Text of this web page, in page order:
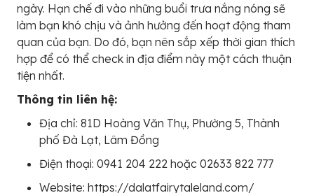
ngày. Hạn chế đi vào những buổi trưa nắng nóng sẽ
làm bạn khó chịu và ảnh hưởng đến hoạt động tham
quan của bạn. Do đó, bạn nên sắp xếp thời gian thích
hợp để có thể check in địa điểm này một cách thuận
tiện nhất.
Thông tin liên hệ:
Địa chỉ: 81D Hoàng Văn Thụ, Phường 5, Thành
phố Đà Lạt, Lâm Đồng
Điện thoại: 0941 204 222 hoặc 02633 822 777
Website: https://dalatfairytaleland.com/